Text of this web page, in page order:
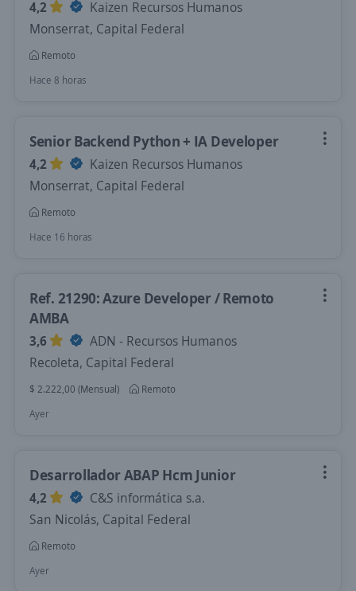
4,2
Kaizen Recursos Humanos
Monserrat, Capital Federal
Remoto
Hace 8 horas
Senior Backend Python + IA Developer
4,2
Kaizen Recursos Humanos
Monserrat, Capital Federal
Remoto
Hace 16 horas
Ref. 21290: Azure Developer / Remoto
AMBA
3,6
ADN - Recursos Humanos
Recoleta, Capital Federal
$ 2.222,00 (Mensual)
Remoto
Ayer
Desarrollador ABAP Hcm Junior
4,2
C&S informática s.a.
San Nicolás, Capital Federal
Remoto
Ayer